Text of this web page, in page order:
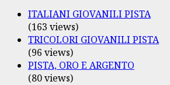
ITALIANI GIOVANILI PISTA
(163 views)
TRICOLORI GIOVANILI PISTA
(96 views)
PISTA, ORO E ARGENTO
(80 views)